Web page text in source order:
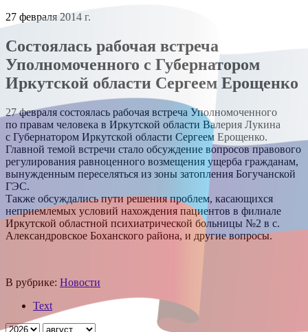
27 февраля 2014 г.
Состоялась рабочая встреча
Уполномоченного с Губернатором
Иркутской области Сергеем Ерощенко
27 февраля состоялась рабочая встреча Уполномоченного
по правам человека в Иркутской области Валерия Лукина
с Губернатором Иркутской области Сергеем Ерощенко.
Главной темой встречи стало обсуждение вопросов правового
регулирования равноценного возмещения ущерба гражданам,
вынужденным переселяться из зоны затопления Богучанской
ГЭС.
Также обсуждались пути решения проблем, касающихся
неприемлемых условий нахождения пациентов в филиале
Иркутской областной психиатрической больницы №2 в с.
Александровское Боханского района, и другие вопросы.
В рубрике: Новости
Text